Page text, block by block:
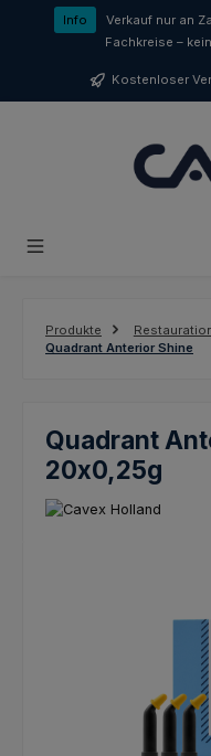
Zum Hauptinhalt springen
Info
Verkauf nur an
Fachkreise –
Kostenloser
Produkte
Quadrant Anterior Shine
Quadrant
20x0,25g